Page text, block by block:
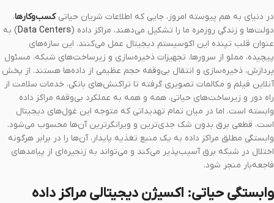
در دنیای به هم پیوسته امروز، جایی که اطلاعات شریان حیاتیکسب‌وکارها،
دولت‌ها و زندگی روزمره ما را تشکیل می‌دهند، مراکز داده ( Data Centers
) به
عنوان قلب تپنده این اکوسیستم دیجیتال عمل می‌کنند. این سازه‌های
پیچیده، مملو از سرورها، تجهیزات ذخیره‌سازی و زیرساخت‌های شبکه، مسئول
پردازش، ذخیره‌سازی و انتقال بی‌وقفه حجم عظیمی از داده‌ها هستند. از پخش
آنلاین فیلم و مکالمات تصویری گرفته تا تراکنش‌های بانکی، خدمات سلامت از
راه دور و زیرساخت‌های حیاتی، همه و همه به عملکرد بی‌وقفه مراکز داده
وابسته است. اما در میان تمام تهدیداتی که متوجه این غول‌های دیجیتال
است، قطعی برق بدون شک جدی‌ترین و ویرانگرترین آن‌ها محسوب می‌شود.
وابستگی مطلق مراکز داده به یک منبع تغذیه پایدار، آن‌ها را در برابر هرگونه
اختلال در شبکه برق آسیب‌پذیر می‌کند و می‌تواند به زنجیره‌ای از پیامدهای
فاجعه‌بار منجر شود.
وابستگی حیاتی: اکسیژن دیجیتالی مراکز داده